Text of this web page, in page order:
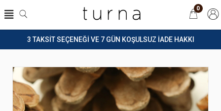
3 TAKSİT SEÇENEĞİ VE 7 GÜN KOŞULSUZ İADE HAKKI
0